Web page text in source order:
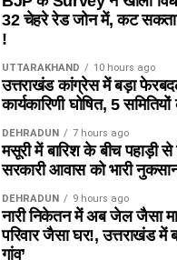
32 चेहरे रेड जोन में, कट
!
UTTARAKHAND 10 hours ago
उत्तराखंड कांग्रेस में बड़ा
कार्यकारिणी घोषित, 5
DEHRADUN 7 hours ago
मसूरी में बारिश के बीच पहाड़ी से
सरकारी आवास को भारी
DEHRADUN 9 hours ago
नारी निकेतन में अब जेल जैसा
परिवार जैसा घर!, उत्तराखंड में
गांव’